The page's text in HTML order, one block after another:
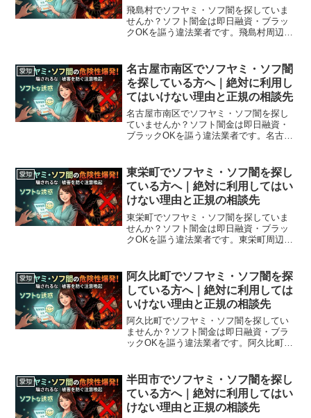
飛島村でソフヤミ・ソフ闇を探していま
せんか？ソフト闇金は即日融資・ブラッ
クOKを謳う違法業者です。飛島村周辺で
読みください。
愛知
名古屋市南区でソフヤミ・ソフ闇
を探している方へ｜絶対に利用し
てはいけない理由と正規の相談先
名古屋市南区でソフヤミ・ソフ闇を探し
ていませんか？ソフト闇金は即日融資・
ブラックOKを謳う違法業者です。名古屋
出す前に必ずお読みください。
愛知
東栄町でソフヤミ・ソフ闇を探し
ている方へ｜絶対に利用してはい
けない理由と正規の相談先
東栄町でソフヤミ・ソフ闇を探していま
せんか？ソフト闇金は即日融資・ブラッ
クOKを謳う違法業者です。東栄町周辺で
読みください。
愛知
阿久比町でソフヤミ・ソフ闇を探
している方へ｜絶対に利用しては
いけない理由と正規の相談先
阿久比町でソフヤミ・ソフ闇を探してい
ませんか？ソフト闇金は即日融資・ブラ
ックOKを謳う違法業者です。阿久比町周
ずお読みください。
愛知
半田市でソフヤミ・ソフ闇を探し
ている方へ｜絶対に利用してはい
けない理由と正規の相談先